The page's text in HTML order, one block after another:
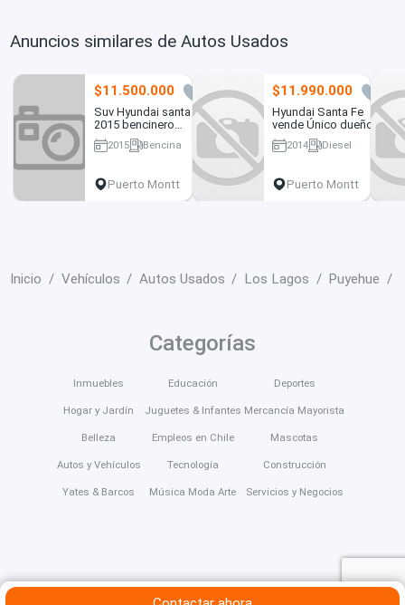
Anuncios similares de Autos Usados
$11.500.000
0
Suv Hyundai santa fe
2015 bencinero
manual
2015
Bencina
Puerto Montt
$11.990.000
14
Hyundai Santa Fe
vende Único dueño
2014
Diesel
Puerto Montt
Inicio Vehículos Autos Usados Los Lagos Puyehue
Categorías
Inmuebles
Hogar y Jardín
Belleza
Autos y Vehículos
Yates & Barcos
Educación
Juguetes & Infantes
Empleos en Chile
Tecnología
Música Moda Arte
Deportes
Mercancía Mayorista
Mascotas
Construcción
Servicios y Negocios